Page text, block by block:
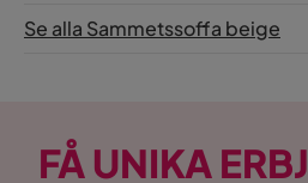
Garanti
Utdragbar dagbädd
Se alla Sammetssoffa beige
FÅ UNIKA